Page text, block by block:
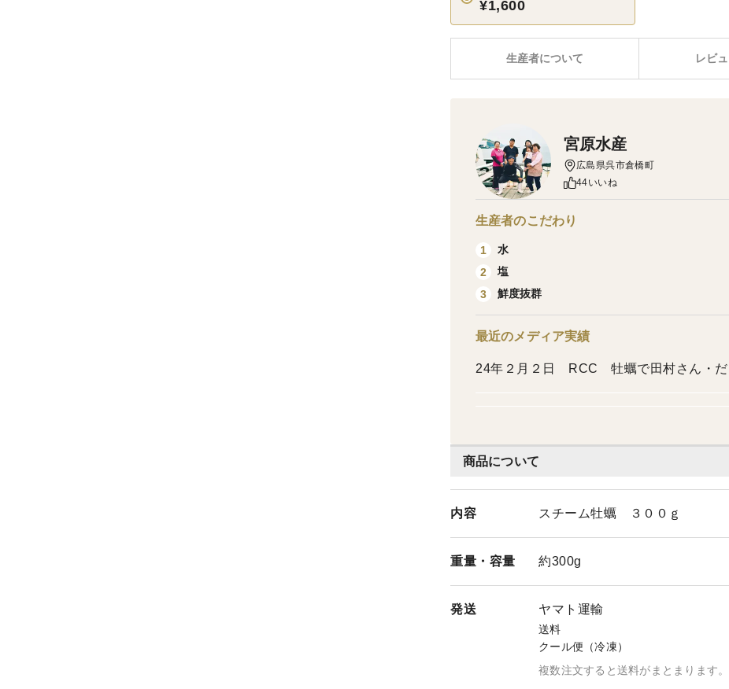
¥1,600
レビ
生産者について
商品について
内容 スチーム牡蠣 ３００ｇ
重量・ 容量 約300g
発送 ヤマト運輸
送料
クール便（冷凍）
複数注文すると送料がまとまります。
宮原水産
広島県呉市倉橋町
44いいね
生産者のこだわり
1
水
2
塩
3
鮮度抜群
最近のメディア実績
24年２月２日 RCC 牡蠣で田村さん・だ